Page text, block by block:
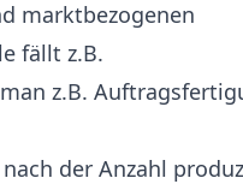
marktbezogenen
fällt z.B.
z.B.
der Anzahl